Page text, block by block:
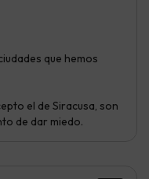
que hemos
el de Siracusa, son
de dar miedo.